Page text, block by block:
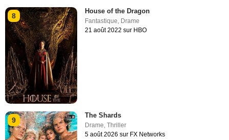
8
House of the Dragon
Fantastique, Drame
21 août 2022 sur HBO
9
The Shards
Drame ,Thriller
5 août 2026 sur FX Networks